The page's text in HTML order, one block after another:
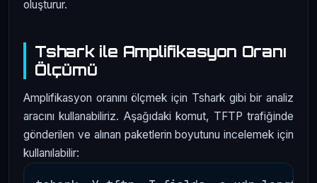
oluşturur.
Tshark ile Amplifikasyon Oranı
Ölçümü
Amplifikasyon oranını ölçmek için Tshark gibi bir analiz
aracını kullanabiliriz. Aşağıdaki komut, TFTP trafiğinde
gönderilen ve alınan paketlerin boyutunu incelemek için
kullanılabilir: